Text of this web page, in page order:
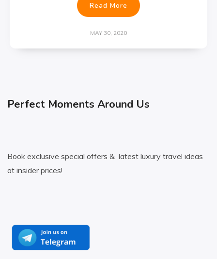
Read More
MAY 30, 2020
Perfect Moments Around Us
Book exclusive special offers & latest luxury travel ideas
at insider prices!